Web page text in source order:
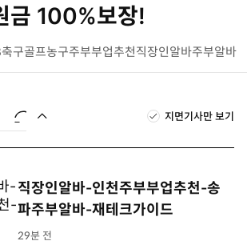
금 100%보장!
축구골프농구주부부업추천직장인알바주부알바
지면기사만 보기
직장인알바-인천주부부업추천-송
파주부알바-재테크가이드
29분 전